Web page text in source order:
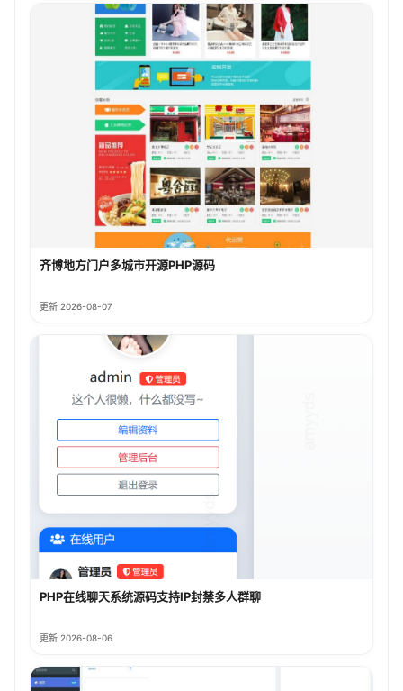
齐博地方门户多城市开源PHP源码
更新 2026-08-07
PHP在线聊天系统源码支持IP封禁多人群聊
更新 2026-08-06